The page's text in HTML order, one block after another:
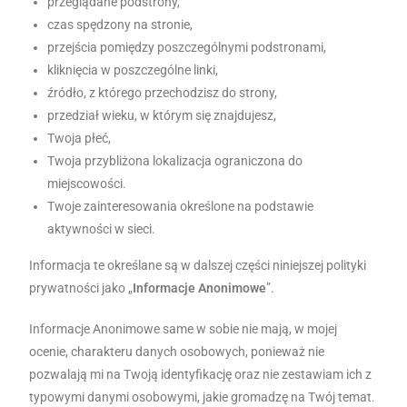
czas spędzony na stronie,
przejścia pomiędzy poszczególnymi podstronami,
kliknięcia w poszczególne linki,
źródło, z którego przechodzisz do strony,
przedział wieku, w którym się znajdujesz,
Twoja płeć,
Twoja przybliżona lokalizacja ograniczona do
miejscowości.
Twoje zainteresowania określone na podstawie
aktywności w sieci.
Informacja te określane są w dalszej części niniejszej polityki
prywatności jako „Informacje Anonimowe”.
Informacje Anonimowe same w sobie nie mają, w mojej
ocenie, charakteru danych osobowych, ponieważ nie
pozwalają mi na Twoją identyfikację oraz nie zestawiam ich z
typowymi danymi osobowymi, jakie gromadzę na Twój temat.